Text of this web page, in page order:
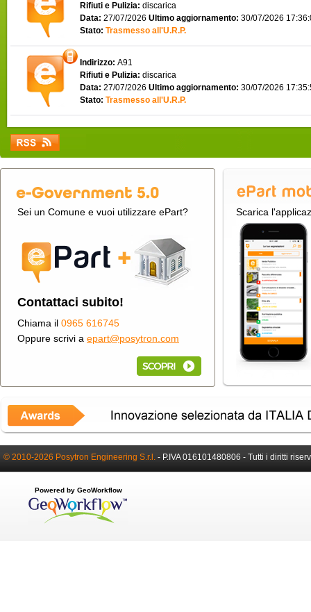
Rifiuti e Pulizia: discarica
Data: 27/07/2026 Ultimo aggiornamento: 30/07/2026
Stato: Trasmesso all'U.R.P.
Indirizzo: A91
Rifiuti e Pulizia: discarica
Data: 27/07/2026 Ultimo aggiornamento: 30/07/2026
Stato: Trasmesso all'U.R.P.
Sei un Comune e vuoi utilizzare ePart?
Contattaci subito!
Chiama il 0965 616745
Oppure scrivi a epart@posytron.com
Scarica
© 2010-2026 Posytron Engineering S.r.l. - P.IVA 016101480806 - Tutti i diritti
Powered by GeoWorkflow